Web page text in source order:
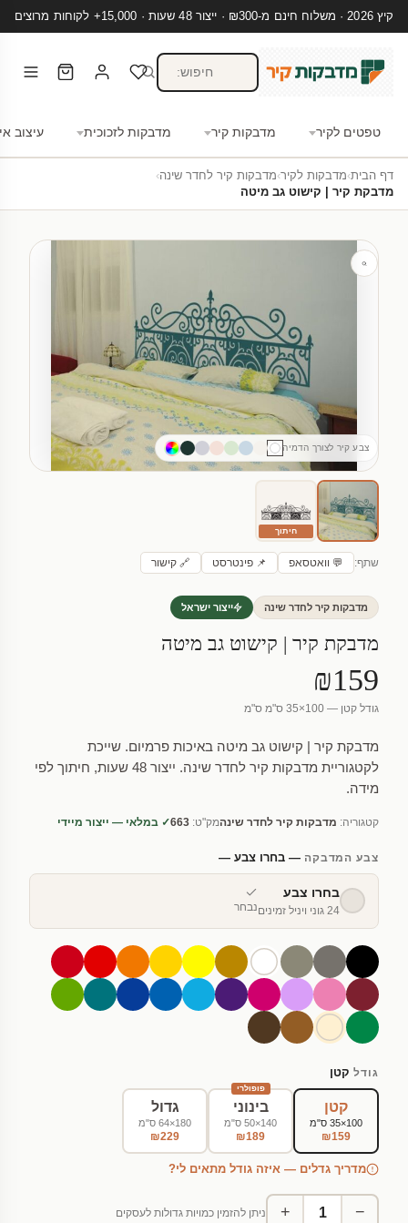
קיץ 2026 · משלוח חינם מ-₪300 · ייצור 48 שעות · 15,000+ לקוחות מרוצים
טפטים לקיר מדבקות קיר מדבקות לזכוכית עיצוב
דף הבית›מדבקות לקיר›מדבקות קיר לחדר שינה›
מדבקת קיר | קישוט גב מיטה
צבע קיר לצורך הדמיה
חיתוך
שתף: 💬 וואטסאפ 📌 פינטרסט 🔗 קישור
מדבקות קיר לחדר שינה ייצור ישראל
מדבקת קיר | קישוט גב מיטה
₪159
גודל קטן — 100×35 ס"מ ס"מ
מדבקת קיר | קישוט גב מיטה באיכות פרמיום. שייכת
לקטגוריית מדבקות קיר לחדר שינה. ייצור 48 שעות, חיתוך לפי
מידה.
קטגוריה: מדבקות קיר לחדר שינהמק"ט: 663✓ במלאי — ייצור מיידי
צבע המדבקה— בחרו צבע —
בחרו צבע
24 גוני ויניל זמינים נבחר
גודל קטן
קטן
100×35 ס"מ
₪159
פופולרי
בינוני
140×50 ס"מ
₪189
גדול
180×64 ס"מ
₪229
מדריך גדלים — איזה גודל מתאים לי?
−
+ ניתן להזמין כמויות גדולות לעסקים